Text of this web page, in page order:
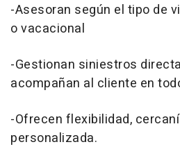
-Asesoran según el tipo de
o vacacional
-Gestionan siniestros
acompañan al cliente en
-Ofrecen flexibilidad,
personalizada.